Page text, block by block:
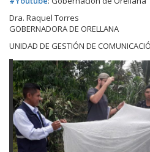
Dra. Raquel Torres
GOBERNADORA DE ORELLANA
UNIDAD DE GESTIÓN DE